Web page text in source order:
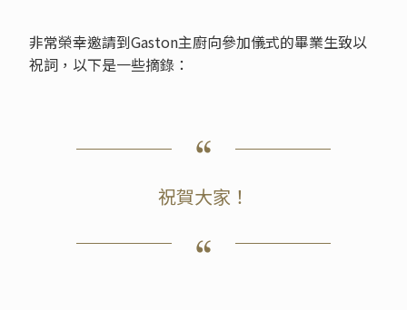
非常榮幸邀請到Gaston主廚向參加儀式的畢業生致以
祝詞，以下是一些摘錄：
祝賀大家！